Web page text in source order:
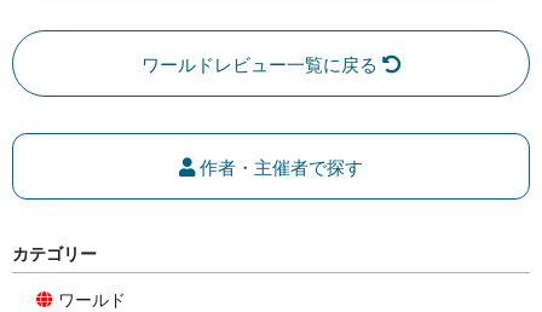
ワールドレビュー一覧に戻る
作者・主催者で探す
カテゴリー
ワールド